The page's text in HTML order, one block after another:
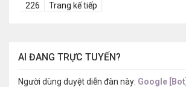
226
Trang kế tiếp
AI ĐANG TRỰC TUYẾN?
Người dùng duyệt diễn đàn này: Google [Bot]